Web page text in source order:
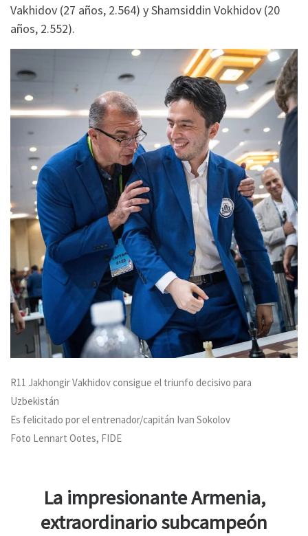
Vakhidov (27 años, 2.564) y Shamsiddin Vokhidov (20
años, 2.552).
R11 Jakhongir Vakhidov consigue el triunfo decisivo para
Uzbekistán
Es felicitado por el entrenador/capitán Ivan Sokolov
Foto Lennart Ootes, FIDE
La impresionante Armenia,
extraordinario subcampeón